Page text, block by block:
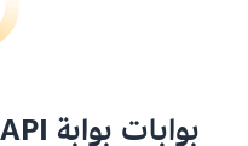
بوابات بوابة API